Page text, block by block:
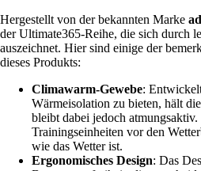
Hergestellt von der bekannten Marke
der Ultimate365-Reihe, die sich durch
auszeichnet. Hier sind einige der
dieses Produkts:
Climawarm-Gewebe:
Wärmeisolation zu bieten, hält
bleibt dabei jedoch
Trainingseinheiten vor den
wie das Wetter ist.
Ergonomisches Design: Das